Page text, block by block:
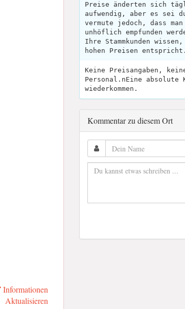
Informationen
Aktualisieren
Preise änderten sich
aufwendig, aber es sei
vermute jedoch, dass
unhöflich empfunden
Ihre Stammkunden
hohen Preisen entspricht.
Keine Preisangaben,
Personal.nEine absolute
wiederkommen.
Kommentar zu diesem Ort